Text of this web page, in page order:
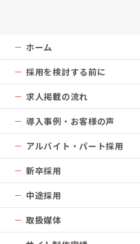
ホーム
採用を検討する前に
求人掲載の流れ
導入事例・お客様の声
アルバイト・パート採用
新卒採用
中途採用
取扱媒体